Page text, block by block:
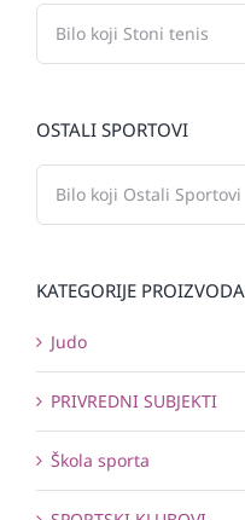
OSTALI SPORTOVI
KATEGORIJE PROIZVODA
Judo
PRIVREDNI SUBJEKTI
Škola sporta